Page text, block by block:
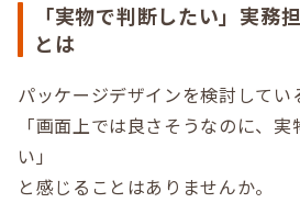
「実物で判断したい」実務
とは
パッケージデザインを検討してい
「画面上では良さそうなのに、
い」
と感じることはありませんか。